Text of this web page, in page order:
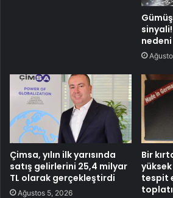
Çimsa, yılın ilk yarısında
satış gelirlerini 25,4 milyar
TL olarak gerçekleştirdi
Ağustos 5, 2026
Bir
tespit